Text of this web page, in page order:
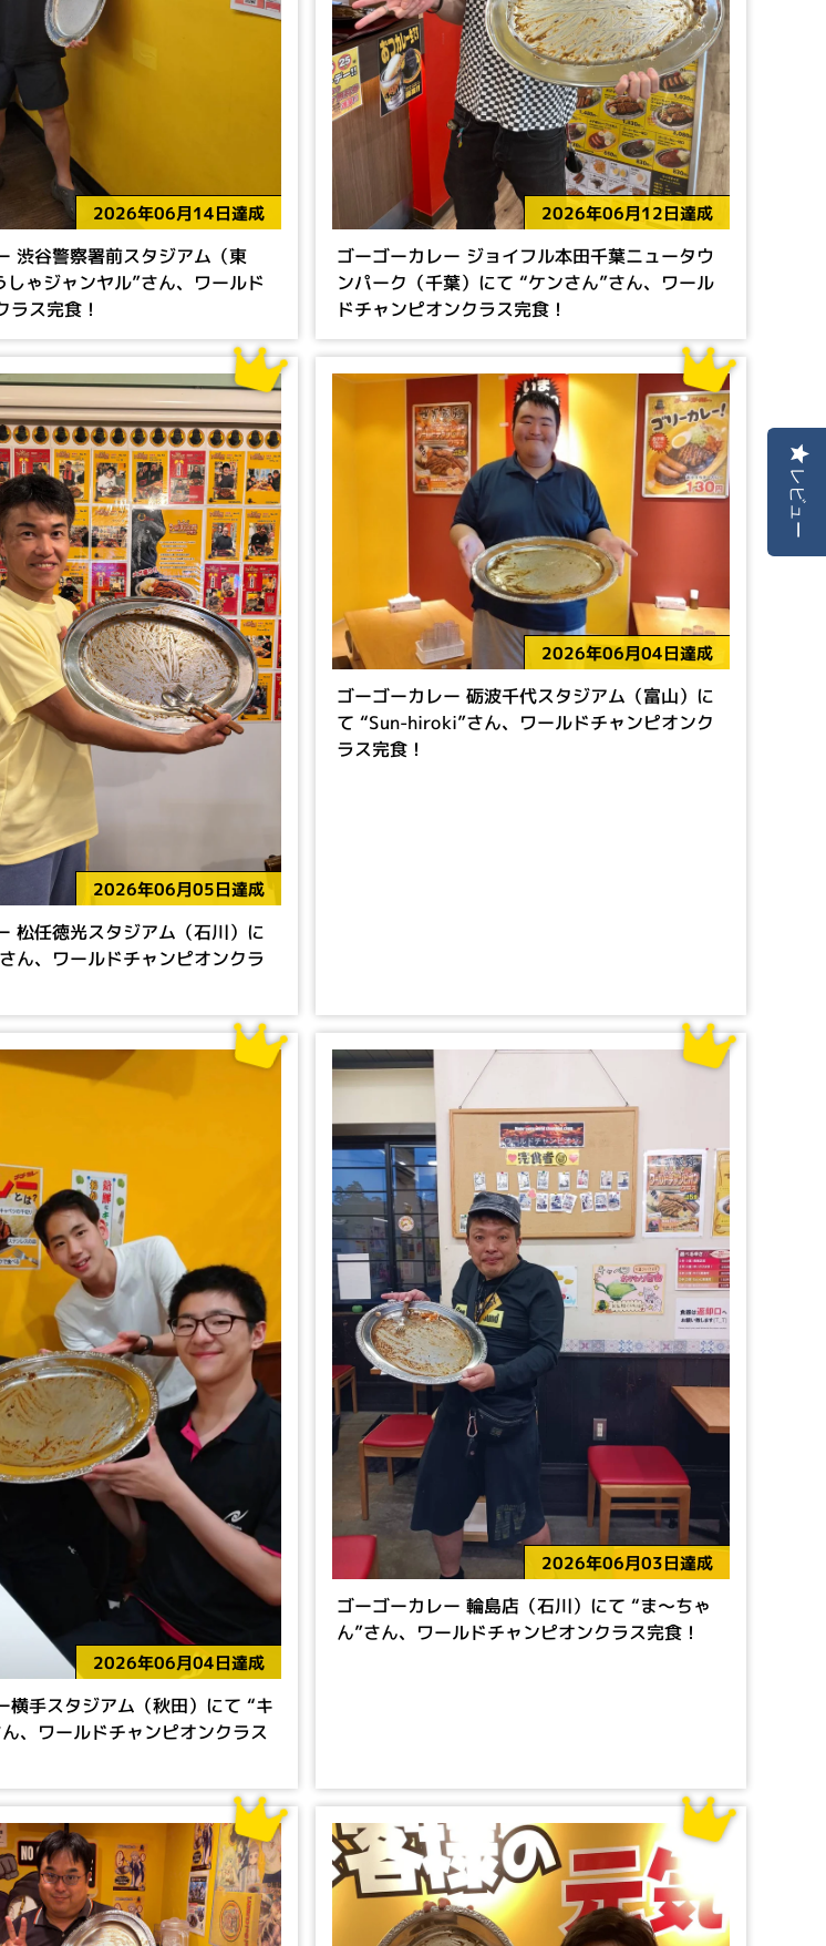
2026年06月14日達成
渋谷警察署前スタジアム（東
しゃジャンヤル”さん、ワールド
ラス完食！
2026年06月12日達成
ゴーゴーカレー ジョイフル本田千葉ニュータウ
ンパーク（千葉）にて “ケンさん”さん、ワール
ドチャンピオンクラス完食！
2026年06月05日達成
松任徳光スタジアム（石川）に
ん、ワールドチャンピオンクラ
2026年06月04日達成
ゴーゴーカレー 砺波千代スタジアム（富山）に
て “Sun-hiroki”さん、ワールドチャンピオンク
ラス完食！
2026年06月04日達成
横手スタジアム（秋田）にて “キ
、ワールドチャンピオンクラス
2026年06月03日達成
ゴーゴーカレー 輪島店（石川）にて “ま～ちゃ
ん”さん、ワールドチャンピオンクラス完食！
レビュー